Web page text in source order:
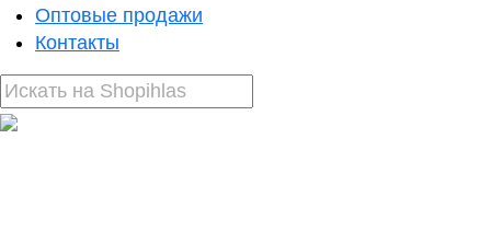
Оптовые продажи
Контакты